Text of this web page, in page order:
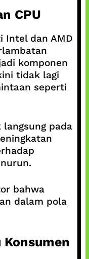
CPU
Intel dan AMD
komponen
tidak lagi
seperti
pada
bahwa
dalam pola